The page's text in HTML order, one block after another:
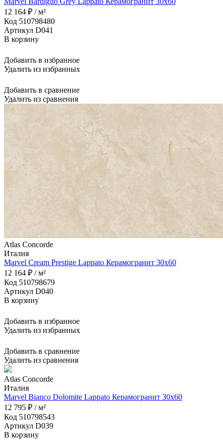
12 164 ₽ / м²
Код 510798480
Артикул D041
В корзину
Добавить в избранное
Удалить из избранных
Добавить в сравнение
Удалить из сравнения
Atlas Concorde
Италия
Marvel Cream Prestige Lappato Керамогранит 30x60
12 164 ₽ / м²
Код 510798679
Артикул D040
В корзину
Добавить в избранное
Удалить из избранных
Добавить в сравнение
Удалить из сравнения
Atlas Concorde
Италия
Marvel Bianco Dolomite Lappato Керамогранит 30x60
12 795 ₽ / м²
Код 510798543
Артикул D039
В корзину